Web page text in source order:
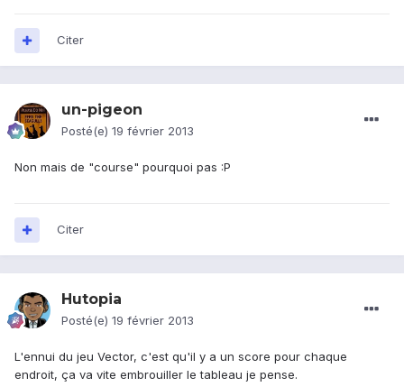
Citer
un-pigeon
Posté(e) 19 février 2013
Non mais de "course" pourquoi pas :P
Citer
Hutopia
Posté(e) 19 février 2013
L'ennui du jeu Vector, c'est qu'il y a un score pour chaque
endroit, ça va vite embrouiller le tableau je pense.